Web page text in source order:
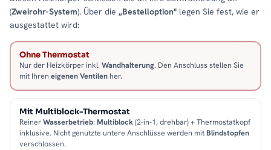
(Zweirohr-System). Über die „Bestelloption" legen Sie fest, wie er
ausgestattet wird:
Ohne Thermostat
Nur der Heizkörper inkl. Wandhalterung. Den Anschluss stellen Sie
mit Ihren eigenen Ventilen her.
Mit Multiblock-Thermostat
ReinerWasserbetrieb: Multiblock(2-in-1, drehbar) + Thermostatkopf
inklusive. Nicht genutzte untere Anschlüsse werden mitBlindstopfen
verschlossen.